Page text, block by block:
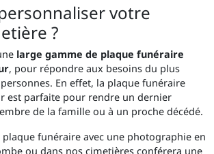
votre
?
large gamme de plaque funéraire
, pour répondre aux besoins du plus
En effet, la plaque funéraire
est parfaite pour rendre un dernier
de la famille ou à un proche décédé.
plaque funéraire avec une photographie en
ou dans nos cimetières conférera une